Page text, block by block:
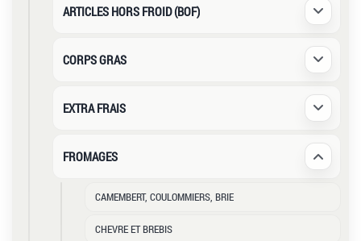
ARTICLES HORS FROID (BOF) Déplier
CORPS GRAS Déplier
EXTRA FRAIS Déplier
FROMAGES Déplier
CAMEMBERT, COULOMMIERS, BRIE
CHEVRE ET BREBIS